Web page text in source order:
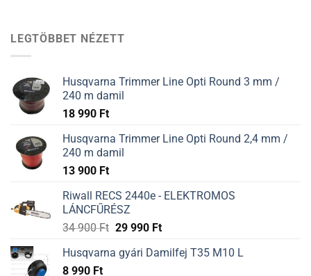
12
LEGTÖBBET NÉZETT
Husqvarna Trimmer Line Opti Round 3 mm /
240 m damil
18 990 Ft
Husqvarna Trimmer Line Opti Round 2,4 mm /
240 m damil
13 900 Ft
Riwall RECS 2440e - ELEKTROMOS
LÁNCFŰRÉSZ
34 900Ft 29 990 Ft
Husqvarna gyári Damilfej T35 M10 L
8 990 Ft